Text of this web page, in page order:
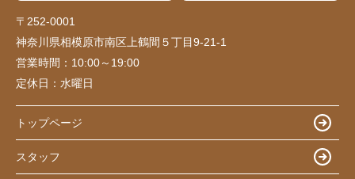
〒252-0001
神奈川県相模原市南区上鶴間５丁目9-21-1
営業時間： 10:00～19:00
定休日： 水曜日
トップページ
スタッフ